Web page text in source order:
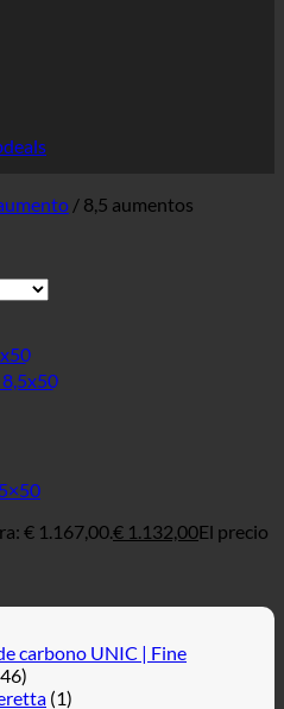
/ 8,5 aumentos
€ 1.167,00.€ 1.132,00El precio
carbono UNIC | Fine
(1)